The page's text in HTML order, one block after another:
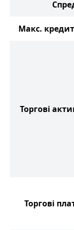
Макс.
Торгові
Торгові